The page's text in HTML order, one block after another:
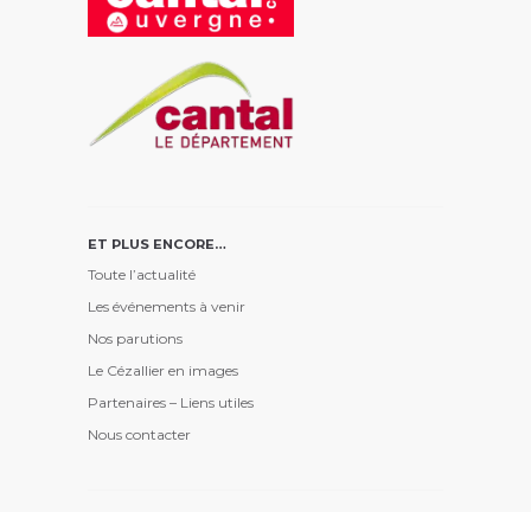
ET PLUS ENCORE…
Toute l’actualité
Les événements à venir
Nos parutions
Le Cézallier en images
Partenaires – Liens utiles
Nous contacter